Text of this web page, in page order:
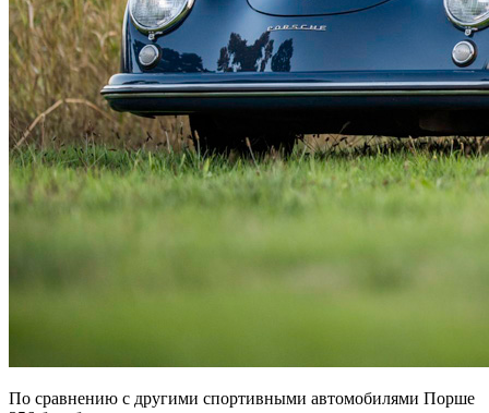
По сравнению с другими спортивными автомобилями Порше